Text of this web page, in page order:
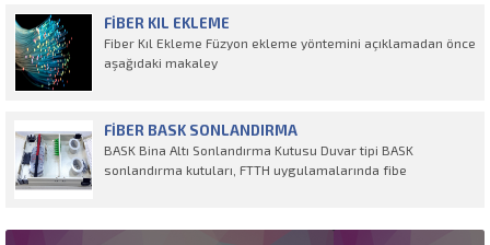
FIBER KIL EKLEME
Fiber Kıl Ekleme Füzyon ekleme yöntemini açıklamadan önce
aşağıdaki makaley
FIBER BASK SONLANDIRMA
BASK Bina Altı Sonlandırma Kutusu Duvar tipi BASK
sonlandırma kutuları, FTTH uygulamalarında fibe